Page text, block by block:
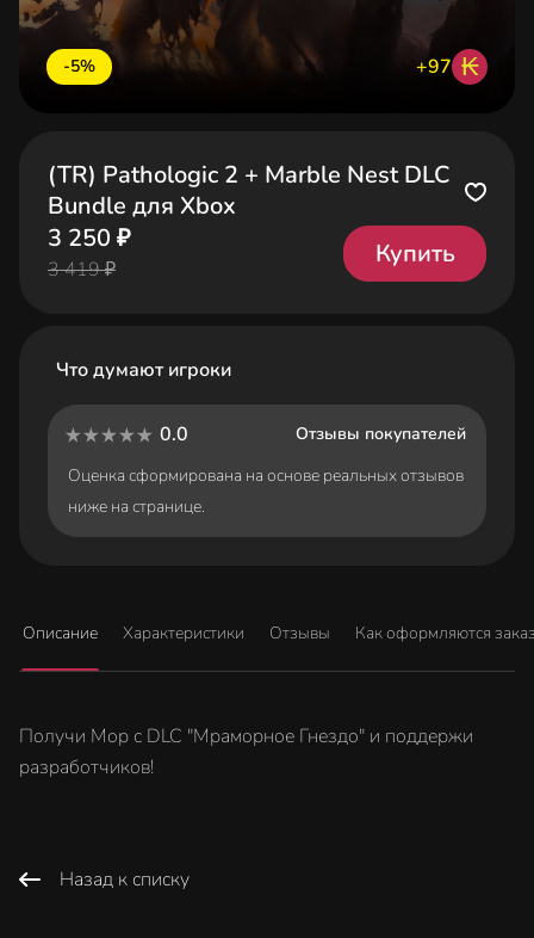
-5% +97 ₭
(TR) Pathologic 2 + Marble Nest DLC
Bundle для Xbox
3 250 ₽
3 419 ₽
Купить
Что думают игроки
0.0
Отзывы покупателей
Оценка сформирована на основе реальных отзывов
ниже на странице.
Описание Характеристики Отзывы Как оформляются
Получи Мор с DLC "Мраморное Гнездо" и поддержи
разработчиков!
Назад к списку